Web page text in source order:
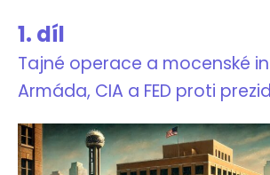
1. díl
Tajné operace a mocenské
Armáda, CIA a FED proti